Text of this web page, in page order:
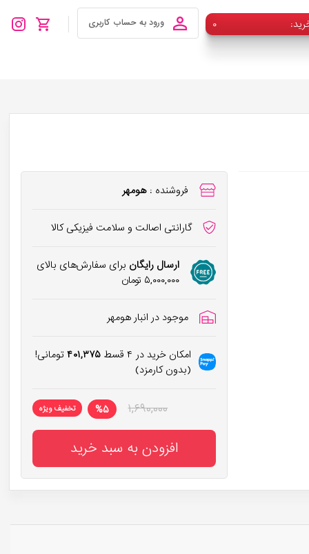
۰ ورود به حساب کاربری
فروشنده : هومهر
گارانتی اصالت و سلامت فیزیکی کالا
ارسال رایگان برای سفارش‌های بالای
۵,۰۰۰,۰۰۰ تومان
موجود در انبار هومهر
امکان خرید در ۴ قسط ۴۰۱,۳۷۵تومانی!
(بدون کارمزد)
۱,۶۹۰,۰۰۰ %۵ تخفیف ویژه
افزودن به سبد خرید